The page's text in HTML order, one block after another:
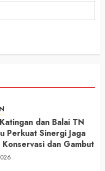
dan Balai TN
Perkuat Sinergi Jaga
Konservasi dan Gambut